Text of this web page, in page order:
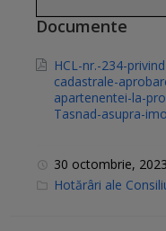
Documente
HCL-nr.-234-
cadastrale-
apartenentei-la-
Tasnad-asupra-
30 octombrie, 2023
C
Hotărâri ale